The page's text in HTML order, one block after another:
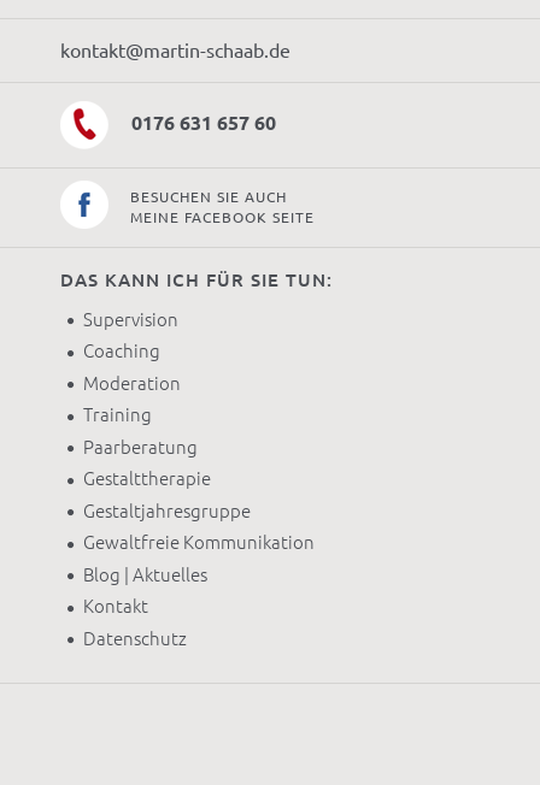
kontakt@martin-schaab.de
0176 631 657 60
BESUCHEN SIE AUCH
MEINE FACEBOOK SEITE
DAS KANN ICH FÜR SIE TUN:
Supervision
Coaching
Moderation
Training
Paarberatung
Gestalttherapie
Gestaltjahresgruppe
Gewaltfreie Kommunikation
Blog | Aktuelles
Kontakt
Datenschutz